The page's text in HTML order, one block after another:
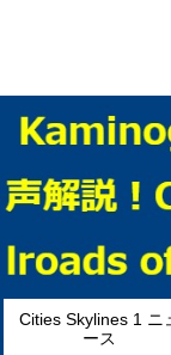
Cities Skylines 1 ニ
ース